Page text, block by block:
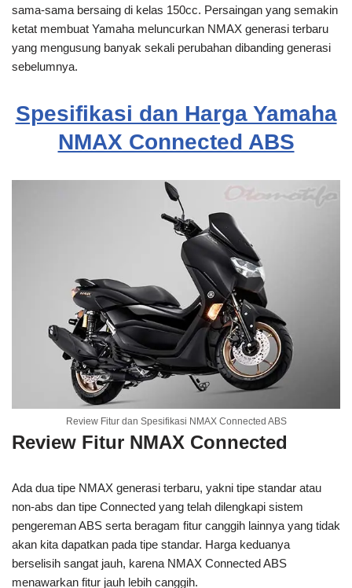
sama-sama bersaing di kelas 150cc. Persaingan yang semakin
ketat membuat Yamaha meluncurkan NMAX generasi terbaru
yang mengusung banyak sekali perubahan dibanding generasi
sebelumnya.
Spesifikasi dan Harga Yamaha
NMAX Connected ABS
Review Fitur dan Spesifikasi NMAX Connected ABS
Review Fitur NMAX Connected
Ada dua tipe NMAX generasi terbaru, yakni tipe standar atau
non-abs dan tipe Connected yang telah dilengkapi sistem
pengereman ABS serta beragam fitur canggih lainnya yang tidak
akan kita dapatkan pada tipe standar. Harga keduanya
berselisih sangat jauh, karena NMAX Connected ABS
menawarkan fitur jauh lebih canggih.